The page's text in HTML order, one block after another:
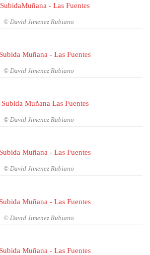
© David Jimenez Rubiano
© David Jimenez Rubiano
© David Jimenez Rubiano
© David Jimenez Rubiano
© David Jimenez Rubiano